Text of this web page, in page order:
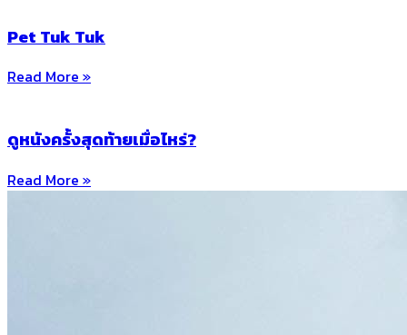
Pet Tuk Tuk
Read More »
ดูหนังครั้งสุดท้ายเมื่อไหร่?
Read More »